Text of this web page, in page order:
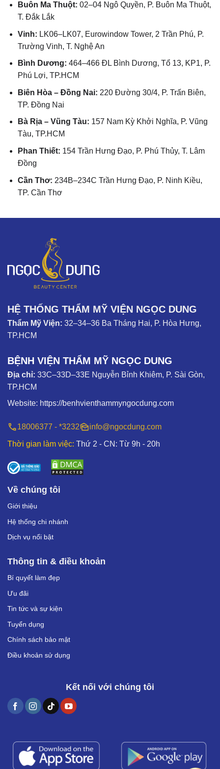
Buôn Ma Thuột: 02–04 Ngô Quyền, P. Buôn Ma Thuột,
T. Đắk Lắk
Vinh: LK06–LK07, Eurowindow Tower, 2 Trần Phú, P.
Trường Vinh, T. Nghệ An
Bình Dương: 464–466 ĐL Bình Dương, Tổ 13, KP1, P.
Phú Lợi, TP.HCM
Biên Hòa – Đồng Nai: 220 Đường 30/4, P. Trấn Biên,
TP. Đồng Nai
Bà Rịa – Vũng Tàu: 157 Nam Kỳ Khởi Nghĩa, P. Vũng
Tàu, TP.HCM
Phan Thiết: 154 Trần Hưng Đạo, P. Phú Thủy, T. Lâm
Đồng
Cần Thơ: 234B–234C Trần Hưng Đạo, P. Ninh Kiều,
TP. Cần Thơ
HỆ THỐNG THẨM MỸ VIỆN NGỌC DUNG
Thẩm Mỹ Viện: 32–34–36 Ba Tháng Hai, P. Hòa Hưng,
TP.HCM
BỆNH VIỆN THẨM MỸ NGỌC DUNG
Địa chỉ: 33C–33D–33E Nguyễn Bỉnh Khiêm, P. Sài Gòn,
TP.HCM
Website: https://benhvienthammyngocdung.com
18006377 - *3232 info@ngocdung.com
Thời gian làm việc: Thứ 2 - CN: Từ 9h - 20h
Về chúng tôi
Giới thiệu
Hệ thống chi nhánh
Dịch vụ nổi bật
Thông tin & điều khoản
Bí quyết làm đẹp
Ưu đãi
Tin tức và sự kiện
Tuyển dụng
Chính sách bảo mật
Điều khoản sử dụng
Kết nối với chúng tôi